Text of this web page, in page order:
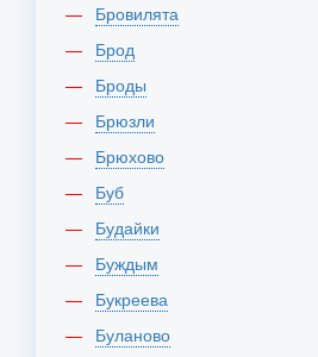
Бровилята
Брод
Броды
Брюзли
Брюхово
Буб
Будайки
Буждым
Букреева
Буланово